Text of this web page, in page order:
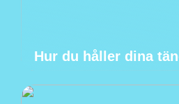
Hur du håller dina